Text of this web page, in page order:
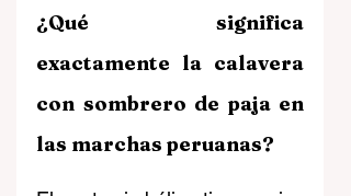
¿Qué significa
exactamente la calavera
con sombrero de paja en
las marchas peruanas?